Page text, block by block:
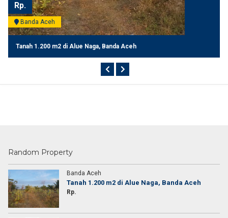
Rp.
Banda Aceh
Tanah 1.200 m2 di Alue Naga, Banda Aceh
Random Property
Banda Aceh
Tanah 1.200 m2 di Alue Naga, Banda Aceh
Rp.